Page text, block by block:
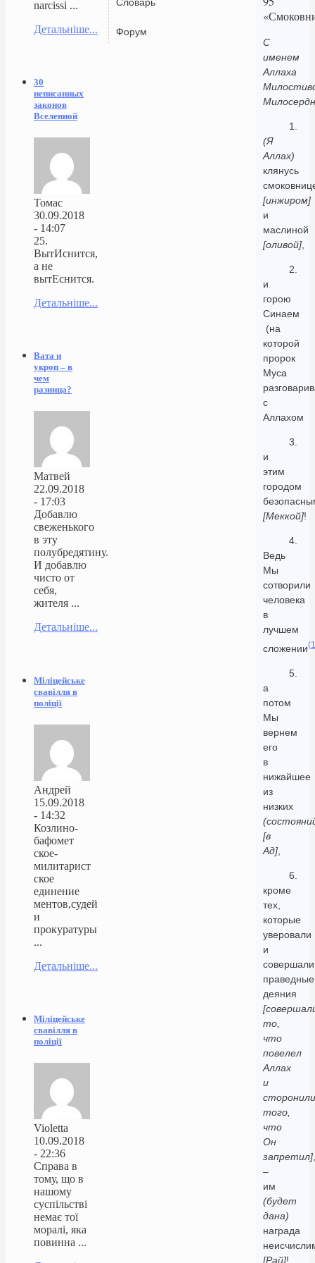
Форум
С
именем
Аллаха
1.
(Я
Аллах)
клянусь
[инжиром]
и
маслиной
[оливой],
2.
и
горою
Синаем
(на
которой
пророк
Муса
с
Аллахом
3.
и
этим
городом
[Меккой]!
4.
Ведь
Мы
сотворили
человека
в
лучшем
сложении
5.
а
потом
Мы
вернем
его
в
нижайшее
из
низких
[в
Ад],
6.
кроме
тех,
которые
уверовали
и
совершали
праведные
деяния
то,
что
повелел
Аллах
и
того,
что
Он
запретил],
–
им
(будет
дана)
награда
[Рай]!
narcissi ...
Детальніше...
30
неписанных
законов
Вселенной
Томас
30.09.2018
- 14:07
25.
ВытИснится,
а не
вытЕснится.
Детальніше...
Вата и
укроп – в
чем
разница?
Матвей
22.09.2018
- 17:03
Добавлю
свеженького
в эту
полубредятину.
И добавлю
чисто от
себя,
жителя ...
Детальніше...
Міліцейське
свавілля в
поліції
Андрей
15.09.2018
- 14:32
Козлино-
бафомет
ское-
милитарист
ское
единение
ментов,судей
и
прокуратуры
...
Детальніше...
Міліцейське
свавілля в
поліції
Violetta
10.09.2018
- 22:36
Справа в
тому, що в
нашому
суспільстві
немає тої
моралі, яка
повинна ...